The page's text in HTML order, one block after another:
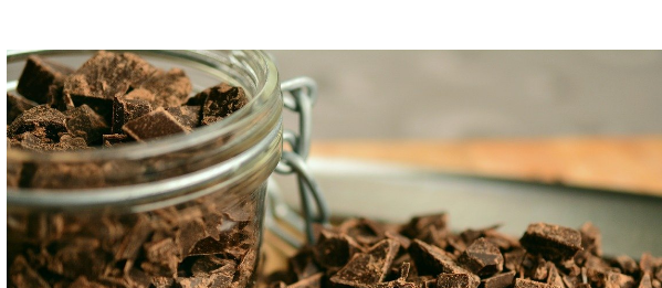
100% natural. Es el sustituto perfecto a los